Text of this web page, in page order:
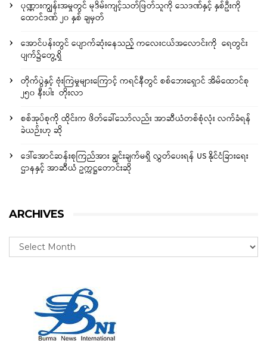
ပုဏ္ဏားကျွန်းအမှုတွင် မုဒိမ်းကျင့်သတ်ဖြတ်သူကို သေဒဏ်နှင့် နှစ်ဦးကို
ထောင်ဒဏ် ၂၀ နှစ် ချမှတ်
အောင်ပန်းတွင် ပျောက်ဆုံးနေသည့် ကလေးငယ်အလောင်းကို ရေတွင်း
ပျက်၌တွေ့ရှိ
တိုက်ပွဲနှင့် ဗုံးကြဲမှုများကြောင့် ကရင်နီတွင် စစ်ဘေးရှောင် အိမ်ထောင်စု
၂၅၀ နီးပါး တိုးလာ
စစ်အုပ်စုကို ထိုင်းက ဖိတ်ခေါ်သော်လည်း အာဆီယံတစ်စုံလုံး လက်ခံရန်
ခဲယဉ်းဟု ဆို
ဒေါ်အောင်ဆန်းစုကြည်အား ချွင်းချက်မရှိ လွှတ်ပေးရန် US နိုင်ငံခြားရေး
ဌာနနှင့် အာဆီယံ ဥက္ကဋ္ဌတောင်းဆို
ARCHIVES